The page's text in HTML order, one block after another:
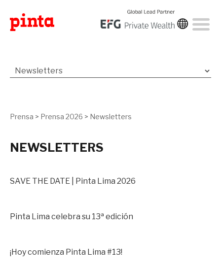
Prensa > Prensa 2026 > Newsletters
NEWSLETTERS
SAVE THE DATE | Pinta Lima 2026
Pinta Lima celebra su 13ª edición
¡Hoy comienza Pinta Lima #13!